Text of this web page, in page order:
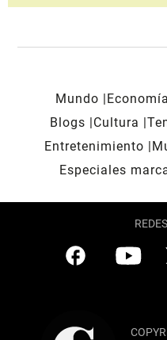
Mundo Economía
Blogs
Cultura
Entretenimiento
Especiales